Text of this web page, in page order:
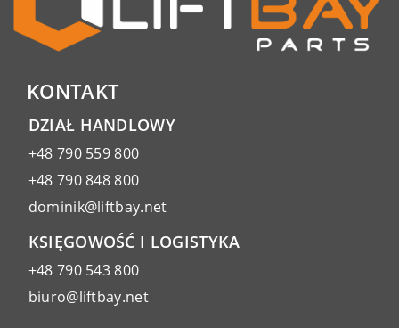
KONTAKT
DZIAŁ HANDLOWY
+48 790 559 800
+48 790 848 800
dominik@liftbay.net
KSIĘGOWOŚĆ I LOGISTYKA
+48 790 543 800
biuro@liftbay.net